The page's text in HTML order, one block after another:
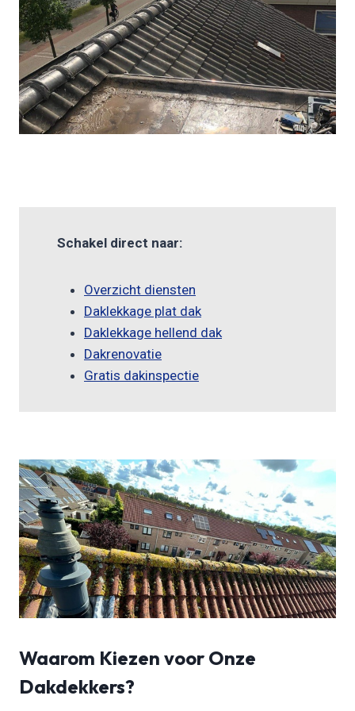
Schakel direct naar:
Overzicht diensten
Daklekkage plat dak
Daklekkage hellend dak
Dakrenovatie
Gratis dakinspectie
Waarom Kiezen voor Onze
Dakdekkers?